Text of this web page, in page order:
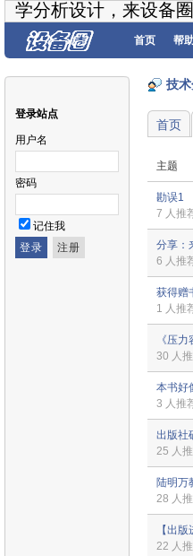
学分析设计，来设备
首页 帮
登录站点
用户名
密码
记住我
技
首页
主题
勘误1
7 人推
分享：
6 人推
获得赠
1 人推
《压
30 人
本书好
3 人推
出版社
25 人
陆明万
28 人
【出
22 人